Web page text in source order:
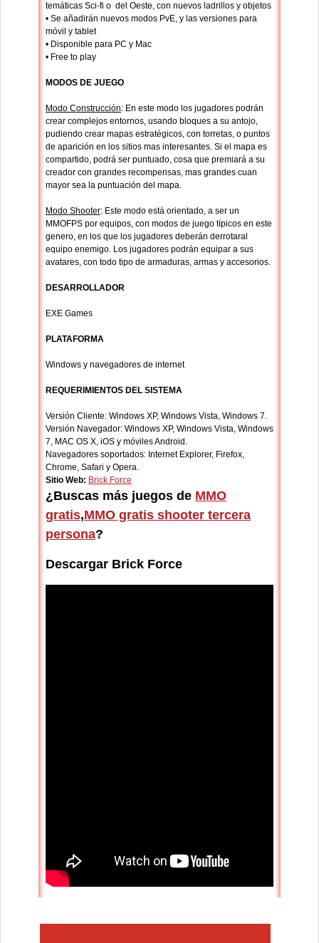
temáticas Sci-fi o del Oeste, con nuevos ladrillos y objetos
• Se añadirán nuevos modos PvE, y las versiones para
móvil y tablet
• Disponible para PC y Mac
• Free to play
MODOS DE JUEGO
Modo Construcción: En este modo los jugadores podrán
crear complejos entornos, usando bloques a su antojo,
pudiendo crear mapas estratégicos, con torretas, o puntos
de aparición en los sitios mas interesantes. Si el mapa es
compartido, podrá ser puntuado, cosa que premiará a su
creador con grandes recompensas, mas grandes cuan
mayor sea la puntuación del mapa.
Modo Shooter: Este modo está orientado, a ser un
MMOFPS por equipos, con modos de juego típicos en este
genero, en los que los jugadores deberán derrotaral
equipo enemigo. Los jugadores podrán equipar a sus
avatares, con todo tipo de armaduras, armas y accesorios.
DESARROLLADOR
EXE Games
PLATAFORMA
Windows y navegadores de internet
REQUERIMIENTOS DEL SISTEMA
Versión Cliente: Windows XP, Windows Vista, Windows 7.
Versión Navegador: Windows XP, Windows Vista, Windows
7, MAC OS X, iOS y móviles Android.
Navegadores soportados: Internet Explorer, Firefox,
Chrome, Safari y Opera.
Sitio Web: Brick Force
¿Buscas más juegos de MMO
gratis,MMO gratis shooter tercera
persona?
Descargar Brick Force